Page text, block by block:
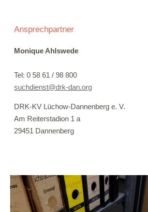
Ansprechpartner
Monique Ahlswede
Tel: 0 58 61 / 98 800
suchdienst@drk-dan.org
DRK-KV Lüchow-Dannenberg e. V.
Am Reiterstadion 1 a
29451 Dannenberg